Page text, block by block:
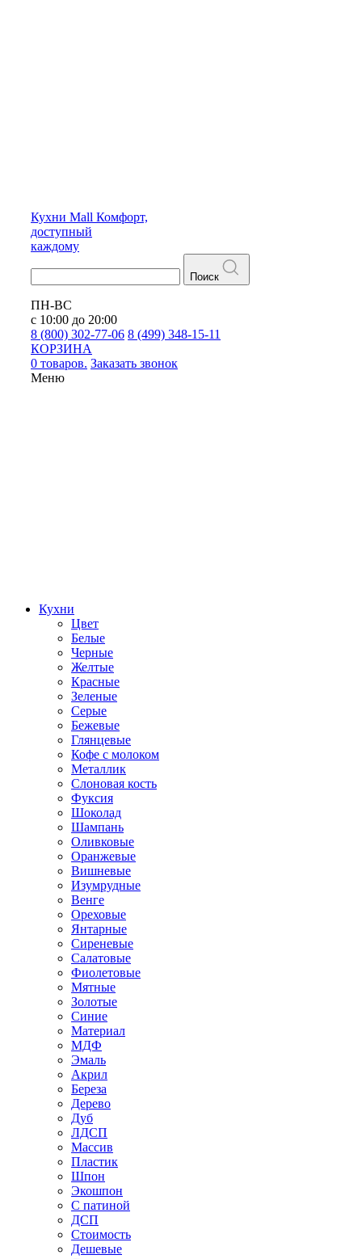
Кухни Mall Комфорт,
доступный
каждому
Поиск
ПН-ВС
с 10:00 до 20:00
8 (800) 302-77-06 8 (499) 348-15-11
КОРЗИНА
0 товаров. Заказать звонок
Меню
Кухни
Цвет
Белые
Черные
Желтые
Красные
Зеленые
Серые
Бежевые
Глянцевые
Кофе с молоком
Металлик
Слоновая кость
Фуксия
Шоколад
Шампань
Оливковые
Оранжевые
Вишневые
Изумрудные
Венге
Ореховые
Янтарные
Сиреневые
Салатовые
Фиолетовые
Мятные
Золотые
Синие
Материал
МДФ
Эмаль
Акрил
Береза
Дерево
Дуб
ЛДСП
Массив
Пластик
Шпон
Экошпон
С патиной
ДСП
Стоимость
Дешевые